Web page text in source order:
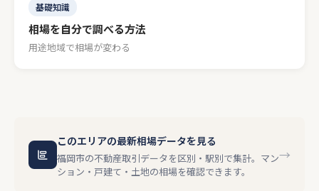
基礎知識
相場を自分で調べる方法
用途地域で相場が変わる
このエリアの最新相場データを見る
福岡市の不動産取引データを区別・駅別で集計。マン
ション・戸建て・土地の相場を確認できます。
→